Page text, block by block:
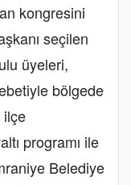
kongresini
seçilen
üyeleri,
bölgede
ilçe
programı ile
Belediye